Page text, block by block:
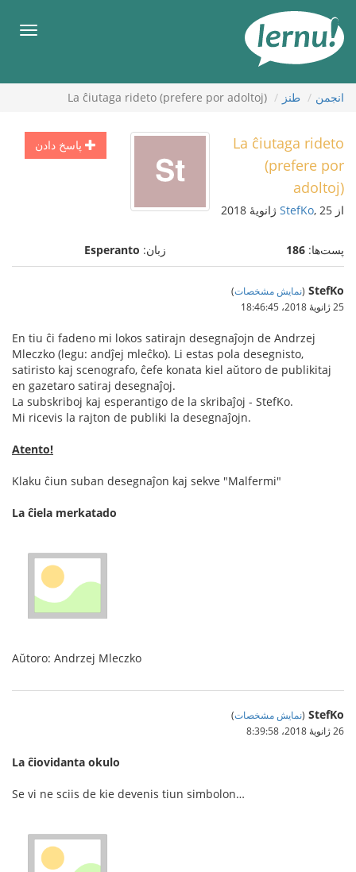
محتوا
انجمن طنز La ĉiutaga rideto (prefere por adoltoj)
پاسخ دادن
La ĉiutaga rideto
(prefere por
adoltoj)
از StefKo, 25 ژانویهٔ 2018
پست‌ها: 186 زبان: Esperanto
StefKo
(نمایش مشخصات)
25 ژانویهٔ 2018،‏ 18:46:45
En tiu ĉi fadeno mi lokos satirajn desegnaĵojn de Andrzej
Mleczko (legu: andĵej mleĉko). Li estas pola desegnisto,
satiristo kaj scenografo, ĉefe konata kiel aŭtoro de publikitaj
en gazetaro satiraj desegnaĵoj.
La subskriboj kaj esperantigo de la skribaĵoj - StefKo.
Mi ricevis la rajton de publiki la desegnaĵojn.
Atento!
Klaku ĉiun suban desegnaĵon kaj sekve "Malfermi"
La ĉiela merkatado
Aŭtoro: Andrzej Mleczko
StefKo
(نمایش مشخصات)
26 ژانویهٔ 2018،‏ 8:39:58
La ĉiovidanta okulo
Se vi ne sciis de kie devenis tiun simbolon…